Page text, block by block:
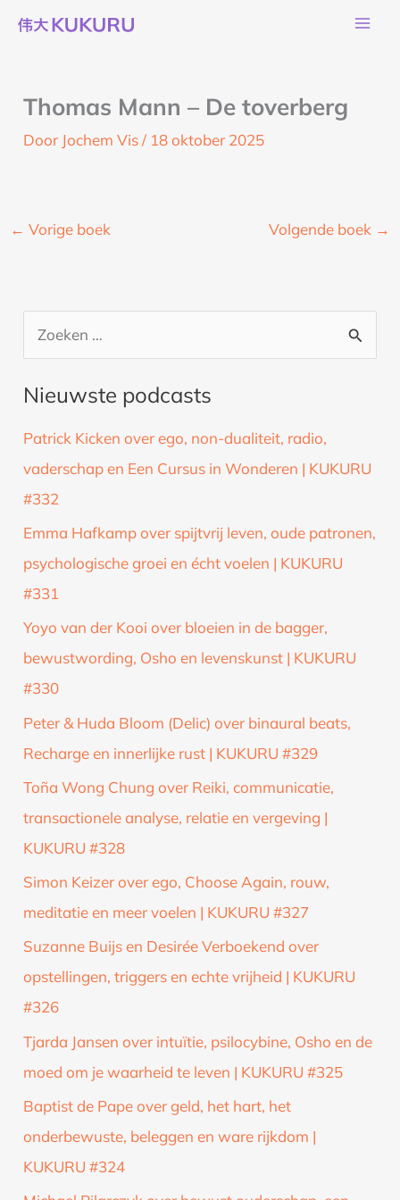
naar
Thomas Mann – De toverberg
Door Jochem Vis/ 18 oktober 2025
← Vorige boek Volgende boek →
e
k
a
Nieuwste podcasts
Patrick Kicken over ego, non-dualiteit, radio,
vaderschap en Een Cursus in Wonderen | KUKURU
#332
Emma Hafkamp over spijtvrij leven, oude patronen,
psychologische groei en écht voelen | KUKURU
#331
Yoyo van der Kooi over bloeien in de bagger,
bewustwording, Osho en levenskunst | KUKURU
#330
Peter & Huda Bloom (Delic) over binaural beats,
Recharge en innerlijke rust | KUKURU #329
Toña Wong Chung over Reiki, communicatie,
transactionele analyse, relatie en vergeving |
KUKURU #328
Simon Keizer over ego, Choose Again, rouw,
meditatie en meer voelen | KUKURU #327
Suzanne Buijs en Desirée Verboekend over
opstellingen, triggers en echte vrijheid | KUKURU
#326
Tjarda Jansen over intuïtie, psilocybine, Osho en de
moed om je waarheid te leven | KUKURU #325
Baptist de Pape over geld, het hart, het
onderbewuste, beleggen en ware rijkdom |
KUKURU #324